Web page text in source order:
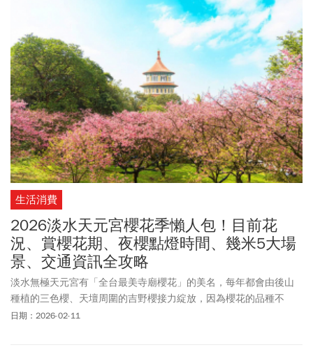
責人，過去成立時負責人的姓名是「陳X美」，已經歇業；後續接手
負責人是「陳X曼」於2025年10月開業，為核准成立且營業中。因
此，推測原因應是當時交接時失誤，沒有一併將Google地圖上的資
訊更新，才會鬧出這場烏龍，業者後續經提醒也已更新店家資訊。
盤點過去台彩獎金史，威力彩曾讓不少人一夕成為億萬富翁；有上
班族集資1200元抱回逾30億元，更有一名「史上最年輕得主」年僅
18歲的學生，赴澳洲完成碩士學業後，台彩便與他失聯多年，如今
現況成謎。
生活消費
2026淡水天元宮櫻花季懶人包！目前花
況、賞櫻花期、夜櫻點燈時間、幾米5大場
景、交通資訊全攻略
淡水無極天元宮有「全台最美寺廟櫻花」的美名，每年都會由後山
種植的三色櫻、天壇周圍的吉野櫻接力綻放，因為櫻花的品種不
同，開花時間也不一樣，三色櫻預計在1月底開始綻開、吉野櫻則是
日期：2026-02-11